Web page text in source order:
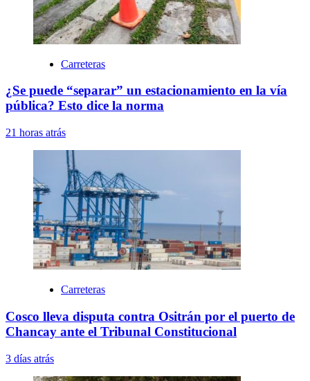
Carreteras
¿Se puede “separar” un estacionamiento en la vía
pública? Esto dice la norma
21 horas atrás
Carreteras
Cosco lleva disputa contra Ositrán por el puerto de
Chancay ante el Tribunal Constitucional
3 días atrás